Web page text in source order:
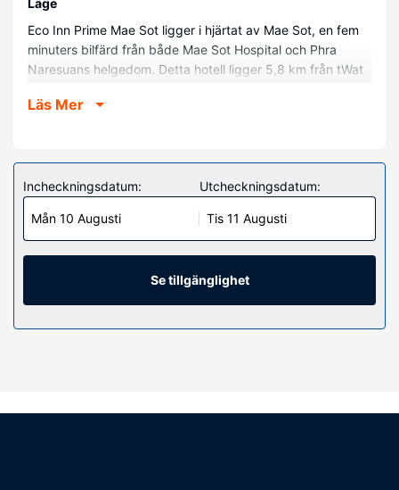
Läge
Eco Inn Prime Mae Sot ligger i hjärtat av Mae Sot, en fem
minuters bilfärd från både Mae Sot Hospital och Phra
Naresuans helgedom. Detta hotell ligger 5,8 km från tWat
Phet Rajabhat University.
Känn dig som hemma i ett av de 106 luftkonditionerade
rummen med kylskåp och smart-tv. Gratis wi-fi gör att du
kan hålla dig uppkopplad, och digital-tv erbjuder
underhållning. Privat badrum med dusch, bidéer och
tofflor. På rummet finns telefon, värdeförvaringsskåp och
skrivbord.
Intharakhiri Restaurant. Lokal frukost serveras dagligen
Läs Mer
Incheckningsdatum:
Mån 10 Augusti
Utcheckningsdatum:
Tis 11 Augusti
Se tillgänglighet